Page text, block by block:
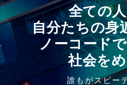
全ての
自分たちの身
ノーコード
社会を
誰もがスピー